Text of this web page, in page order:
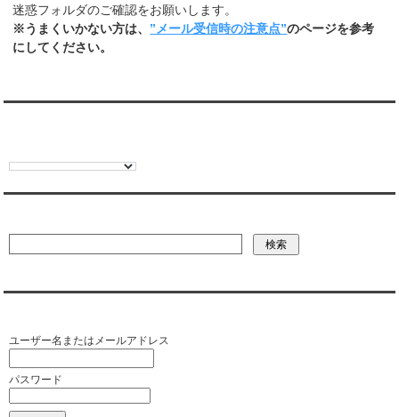
迷惑フォルダのご確認をお願いします。
※うまくいかない方は、 ”メール受信時の注意点”のページを参考
にしてください。
ユーザー名またはメールアドレス
パスワード